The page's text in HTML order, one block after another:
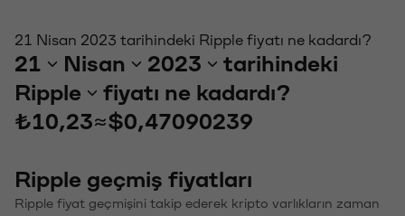
21 Nisan 2023 tarihindeki Ripple fiyatı ne kadardı?
21 Nisan 2023
tarihindeki
Ripple
fiyatı ne kadardı?
₺10,23≈$0,47090239
Ripple geçmiş fiyatları
Ripple fiyat geçmişini takip ederek kripto varlıkların zaman